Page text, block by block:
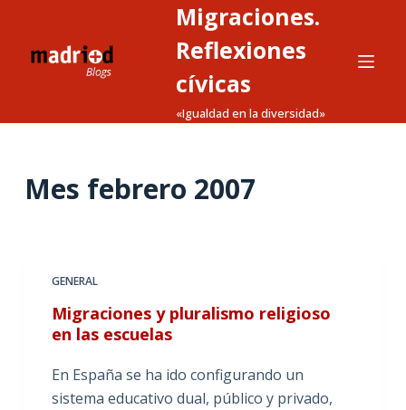
Migraciones.
Reflexiones
cívicas
«Igualdad en la diversidad»
Mes febrero 2007
GENERAL
Migraciones y pluralismo religioso
en las escuelas
En España se ha ido configurando un
sistema educativo dual, público y privado,